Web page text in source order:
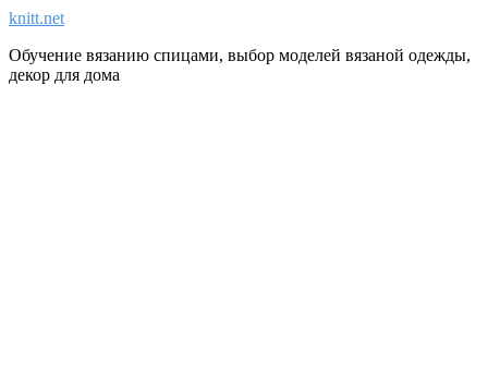
knitt.net
Обучение вязанию спицами, выбор моделей вязаной одежды,
декор для дома